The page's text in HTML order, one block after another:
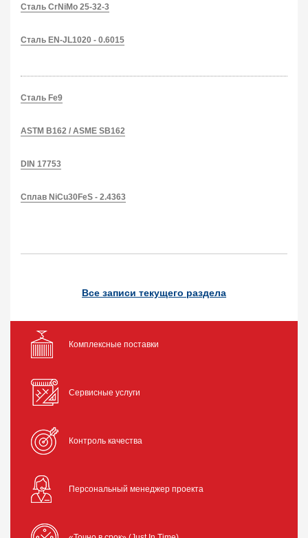
Сталь CrNiMo 25-32-3
Сталь EN-JL1020 - 0.6015
Сталь Fe9
ASTM B162 / ASME SB162
DIN 17753
Сплав NiCu30FeS - 2.4363
Все записи текущего раздела
Комплексные поставки
Сервисные услуги
Контроль качества
Персональный менеджер проекта